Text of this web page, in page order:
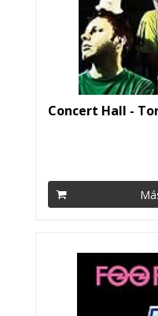
Concert Hall -